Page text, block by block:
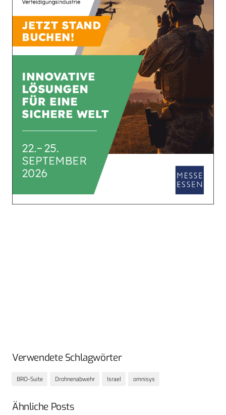
Verwendete Schlagwörter
BRO-Suite Drohnenabwehr Israel omnisys
Ähnliche Posts